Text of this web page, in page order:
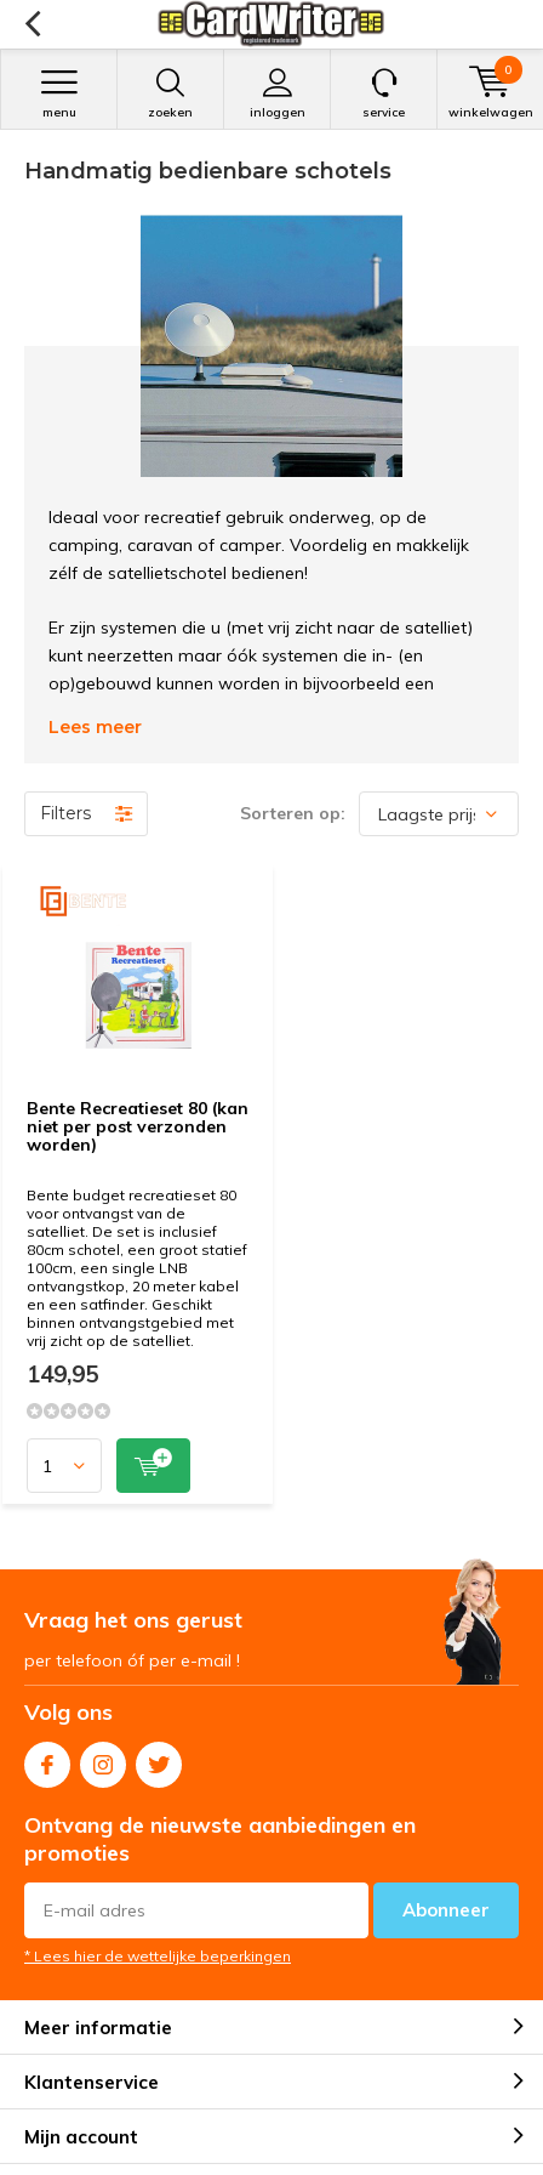
zoeken inloggen
menu service winkelwagen
0
Handmatig bedienbare schotels
Ideaal voor recreatief gebruik onderweg, op de
camping, caravan of camper. Voordelig en makkelijk
zélf de satellietschotel bedienen!
Er zijn systemen die u (met vrij zicht naar de satelliet)
kunt neerzetten maar óók systemen die in- (en
op)gebouwd kunnen worden in bijvoorbeeld een
Lees meer
Filters Sorteren op:
Bente Recreatieset 80 (kan
niet per post verzonden
worden)
Bente budget recreatieset 80
voor ontvangst van de
satelliet. De set is inclusief
80cm schotel, een groot statief
100cm, een single LNB
ontvangstkop, 20 meter kabel
en een satfinder. Geschikt
binnen ontvangstgebied met
vrij zicht op de satelliet.
149,95
Vraag het ons gerust
per telefoon óf per e-mail !
Volg ons
Ontvang de nieuwste aanbiedingen en
promoties
Abonneer
* Lees hier de wettelijke beperkingen
Meer informatie
Klantenservice
Mijn account